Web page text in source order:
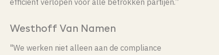
efficiënt verlopen voor alle betrokken partijen.”
Westhoff Van Namen
"We werken niet alleen aan de compliance